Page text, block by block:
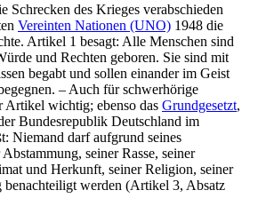
Schrecken des Krieges verabschieden
Vereinten Nationen (UNO) 1948 die
Artikel 1 besagt: Alle Menschen sind
und Rechten geboren. Sie sind mit
begabt und sollen einander im Geist
– Auch für schwerhörige
Artikel wichtig; ebenso das Grundgesetzt,
Bundesrepublik Deutschland im
Niemand darf aufgrund seines
seiner Rasse, seiner
und Herkunft, seiner Religion, seiner
benachteiligt werden (Artikel 3, Absatz